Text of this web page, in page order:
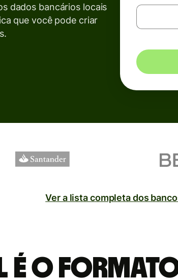
dados bancários locais
que você pode criar
Ver a lista completa dos
é o formato